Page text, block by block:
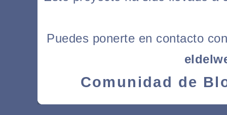
Puedes ponerte en contacto
Comunidad de